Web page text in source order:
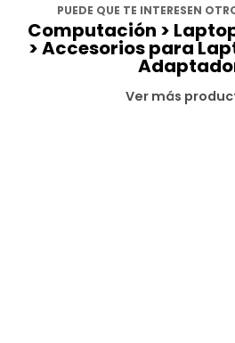
PUEDE QUE TE INTERESEN
Computación >
> Accesorios para
Ver más